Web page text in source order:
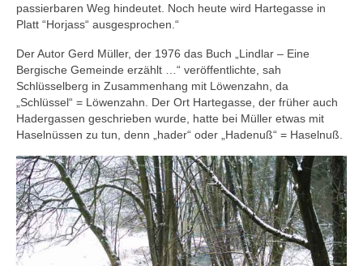
passierbaren Weg hindeutet. Noch heute wird Hartegasse in
Platt “Horjass“ ausgesprochen.“
Der Autor Gerd Müller, der 1976 das Buch „Lindlar – Eine
Bergische Gemeinde erzählt …“ veröffentlichte, sah
Schlüsselberg in Zusammenhang mit Löwenzahn, da
„Schlüssel“ = Löwenzahn. Der Ort Hartegasse, der früher auch
Hadergassen geschrieben wurde, hatte bei Müller etwas mit
Haselnüssen zu tun, denn „hader“ oder „Hadenuß“ = Haselnuß.